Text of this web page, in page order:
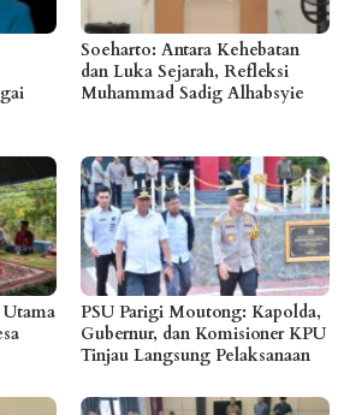
Soeharto: Antara Kehebatan
dan Luka Sejarah, Refleksi
Muhammad Sadig Alhabsyie
Utama
PSU Parigi Moutong: Kapolda,
Gubernur, dan Komisioner KPU
Tinjau Langsung Pelaksanaan